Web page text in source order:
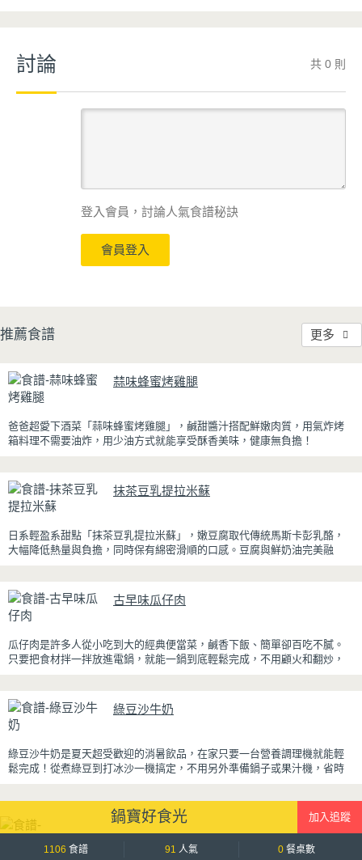
討論 共 0 則
登入會員，討論人氣食譜秘訣
會員登入
推薦食譜 更多
蒜味蜂蜜烤雞腿
爸爸超愛下酒菜「蒜味蜂蜜烤雞腿」，鹹甜醬汁搭配鮮嫩肉質，用氣炸烤
箱料理不需要油炸，用少油方式就能享受酥香美味，健康無負擔！
炸也能烤出外皮金黃微酥、肉質多汁的完美口感。最後刷上一層蜂蜜蒜香
醬，讓雞皮散發迷人的焦糖光澤與蜂蜜的自然香甜，搭配冰涼啤酒更是絕
配！無論是父親節、聚會或宵夜時光，在家就能輕鬆端出美味下酒菜。
抹茶豆乳提拉米蘇
日系輕盈系甜點「抹茶豆乳提拉米蘇」，嫩豆腐取代傳統馬斯卡彭乳酪，
大幅降低熱量與負擔，同時保有綿密滑順的口感。豆腐與鮮奶油完美融
浸泡抹茶液的手指餅乾增加濕潤口感，每一口都能吃到淡淡的茶香。相較
於傳統提拉米蘇，這款更清爽、更低負擔，無論是下午茶、飯後甜點，或
系點心。
古早味瓜仔肉
瓜仔肉是許多人從小吃到大的經典便當菜，鹹香下飯、簡單卻百吃不膩。
只要把食材拌一拌放進電鍋，就能一鍋到底輕鬆完成，不用顧火和翻炒，
蒸好的瓜仔肉鮮嫩多汁，絞肉吸飽脆瓜醬汁的甘甜鹹香，入口柔軟細緻，
還能吃到脆瓜爽脆的口感。蒜香醬汁與脆瓜獨特的甘甜完美融合，每一口
都充滿濃濃古早味，帶便當、配稀飯、配白飯都好吃，讓人忍不住多扒好
綠豆沙牛奶
綠豆沙牛奶是夏天超受歡迎的消暑飲品，在家只要一台營養調理機就能輕
鬆完成！從煮綠豆到打冰沙一機搞定，不用另外準備鍋子或果汁機，省時
先把綠豆煮到綿密鬆軟，再攪打成綠豆沙，最後跟牛奶混合均勻就完成~口
感細緻滑順，入口帶有綠豆天然清香，搭配濃郁奶香，冰冰喝清涼又消
暑，炎炎夏日一定要喝一杯！
鍋寶好食光
1106 食譜 91 人氣 0 餐桌數